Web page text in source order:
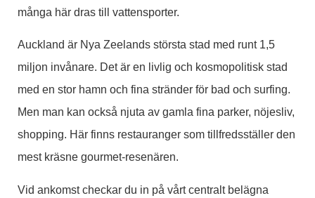
många här dras till vattensporter.
Auckland är Nya Zeelands största stad med runt 1,5
miljon invånare. Det är en livlig och kosmopolitisk stad
med en stor hamn och fina stränder för bad och surfing.
Men man kan också njuta av gamla fina parker, nöjesliv,
shopping. Här finns restauranger som tillfredsställer den
mest kräsne gourmet-resenären.
Vid ankomst checkar du in på vårt centralt belägna